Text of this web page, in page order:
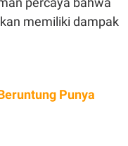
memiliki dampak
Punya